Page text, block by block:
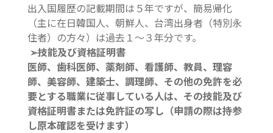
出入国履歴の記載期間は５年ですが、簡易帰化
（主に在日韓国人、朝鮮人、台湾出身者（特別永
住者）の方々）は過去１～３年分です。
➢技能及び資格証明書
医師、歯科医師、薬剤師、看護師、教員、理容
師、美容師、建築士、調理師、その他の免許を必
要とする職業に従事している人は、その技能及び
資格証明書または免許証の写し（申請の際は持参
し原本確認を受けます）